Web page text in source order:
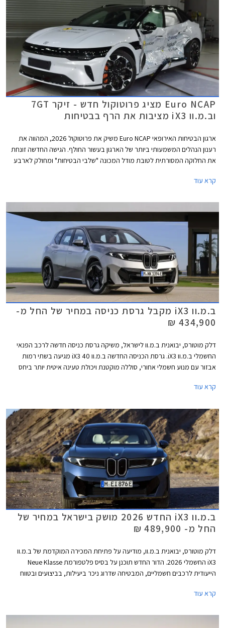
Euro NCAP מציג פרוטוקול חדש - זיקר 7GT
וב.מ.וו iX3 מציבות את הרף בבטיחות
ארגון הבטיחות האירופאי Euro NCAP משיק את פרוטוקול 2026, המהווה את
רענון הנהלים המשמעותי ביותר של הארגון בעשור החולף. הגישה החדשה זונחת
את החלוקה המסורתית לטובת מודל המכונה "שלבי הבטיחות" ומחולק לארבע
תאונה, ובטיחות לאחר תאונה. לבסוף מעניק הארגון ציון משוקלל לפי כוכבים.
מודרניים, ולהעניק משקל רב יותר למערכות סיוע אקטיביות, ממשקים דיגיטליים
וטיפול בטיחותי בסוללות מתח גבוה בשעת חירום. שתי המכוניות הראשונות
שנבחנו תחת פרוטוקול מחמיר זה הן ב.מ.וו iX3 אשר הושקה לאחרונה בישראל
וזיקר 7GT אשר תגיע אלינו בקרוב, שתיהן מכוניות חשמליות מתקדמות, אשר
הצליחו לגרוף את ציון מרבי של 5 כוכבים, אך הציגו פערים מעניינים
בתתי-המבחנים.
קרא עוד
ב.מ.וו iX3 מקבל גרסת כניסה במחיר של החל מ-
434,900 ₪
דלק מוטורס, יבואנית ב.מ.וו לישראל, משיקה גרסת כניסה חדשה לרכב הפנאי
החשמלי ב.מ.וו iX3. גרסת הכניסה החדשה ב.מ.וו iX3 40 מגיעה בשתי רמות
אבזור עם מנוע חשמלי אחורי, סוללה מוקטנת ויכולת טעינה איטית יותר ביחס
קרא עוד
ב.מ.וו iX3 החדש 2026 מושק בישראל במחיר של
החל מ- 489,900 ₪
דלק מוטורס, יבואנית ב.מ.וו, מודיעה על פתיחת המכירה המוקדמת של ב.מ.וו
iX3 החשמלי 2026. הדור החדש תוכנן על בסיס פלטפורמת Neue Klasse
הייעודית לרכבים חשמליים, המבטיחה שדרוג ניכר ביעילות, בביצועים ובטווח
קרא עוד